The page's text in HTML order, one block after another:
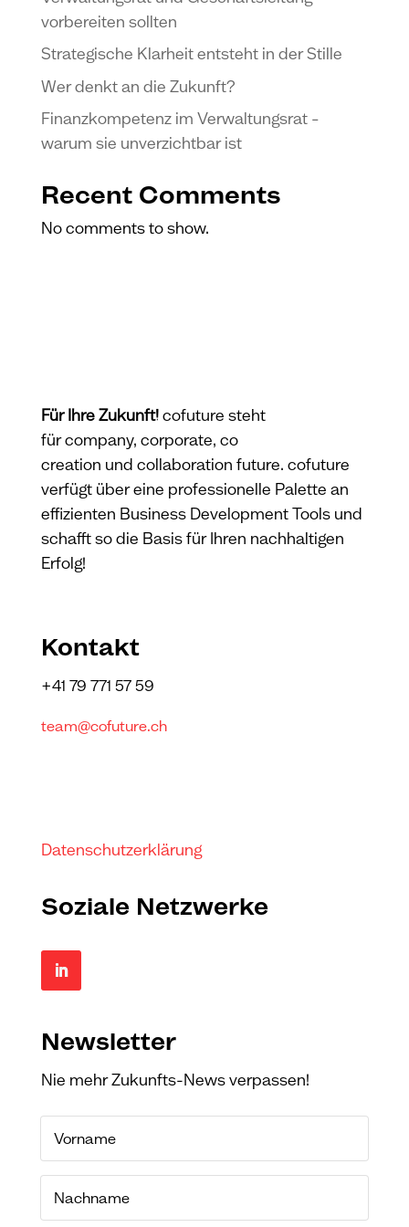
vorbereiten sollten
Strategische Klarheit entsteht in der Stille
Wer denkt an die Zukunft?
Finanzkompetenz im Verwaltungsrat –
warum sie unverzichtbar ist
Recent Comments
No comments to show.
Für Ihre Zukunft!cofuture steht
für company, corporate, co
creation und collaboration future. cofuture
verfügt über eine professionelle Palette an
effizienten Business Development Tools und
schafft so die Basis für Ihren nachhaltigen
Erfolg!
Kontakt
+41 79 771 57 59
team@cofuture.ch
Datenschutzerklärung
Soziale Netzwerke
Newsletter
Nie mehr Zukunfts-News verpassen!